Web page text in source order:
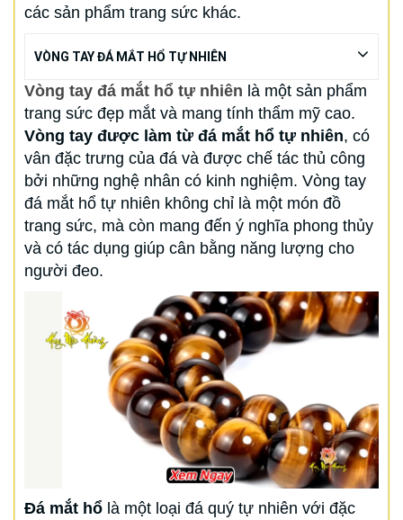
các sản phẩm trang sức khác.
VÒNG TAY ĐÁ MẮT HỔ TỰ NHIÊN
Vòng tay đá mắt hổ tự nhiên là một sản phẩm
trang sức đẹp mắt và mang tính thẩm mỹ cao.
Vòng tay được làm từ đá mắt hổ tự nhiên, có
vân đặc trưng của đá và được chế tác thủ công
bởi những nghệ nhân có kinh nghiệm. Vòng tay
đá mắt hổ tự nhiên không chỉ là một món đồ
trang sức, mà còn mang đến ý nghĩa phong thủy
và có tác dụng giúp cân bằng năng lượng cho
người đeo.
Đá mắt hổ là một loại đá quý tự nhiên với đặc